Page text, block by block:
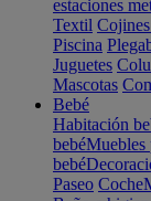
estaciones
Textil
Piscina
Juguetes
Mascotas
Bebé
Habitación
bebéMuebles
bebé
Paseo Coche